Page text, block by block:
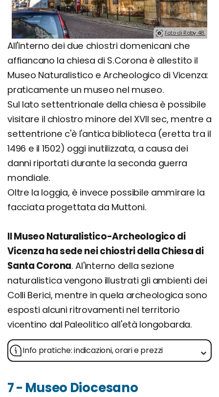
Foto di Roby 48.
All'interno dei due chiostri domenicani che
affiancano la chiesa di S.Corona è allestito il
Museo Naturalistico e Archeologico di Vicenza:
praticamente un museo nel museo.
Sul lato settentrionale della chiesa è possibile
visitare il chiostro minore del XVII sec, mentre a
settentrione c'è l'antica biblioteca (eretta tra il
1496 e il 1502) oggi inutilizzata, a causa dei
danni riportati durante la seconda guerra
mondiale.
Oltre la loggia, è invece possibile ammirare la
facciata progettata da Muttoni.
Il Museo Naturalistico-Archeologico di
Vicenza ha sede nei chiostri della Chiesa di
Santa Corona. Al'interno della sezione
naturalistica vengono illustrati gli ambienti dei
Colli Berici, mentre in quela archeologica sono
esposti alcuni ritrovamenti nel territorio
vicentino dal Paleolitico all'età longobarda.
Info pratiche: indicazioni, orari e prezzi
7 - Museo Diocesano